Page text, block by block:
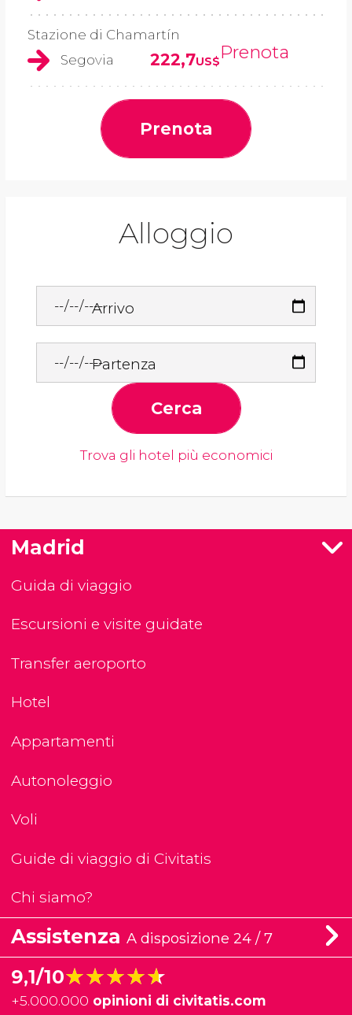
Stazione di Chamartín
Segovia
222,7US$Prenota
Prenota
Alloggio
Arrivo
Partenza
Cerca
Trova gli hotel più economici
Madrid
Guida di viaggio
Escursioni e visite guidate
Transfer aeroporto
Hotel
Appartamenti
Autonoleggio
Voli
Guide di viaggio di Civitatis
Chi siamo?
Assistenza A disposizione 24 / 7
9,1/10★★★★★
★★★★★
+5.000.000 opinioni di civitatis.com